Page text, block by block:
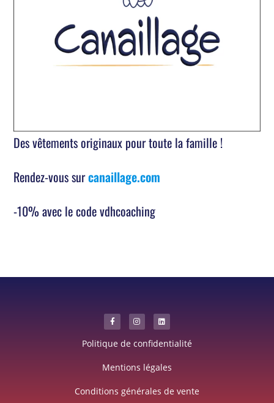
Des vêtements originaux pour toute la famille !
Rendez-vous surcanaillage.com
-10% avec le code vdhcoaching
Politique de confidentialité
Mentions légales
Conditions générales de vente